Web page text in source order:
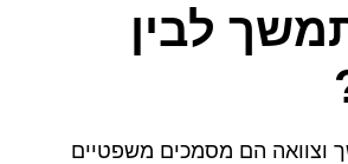
לבין
הם מסמכים משפטיים